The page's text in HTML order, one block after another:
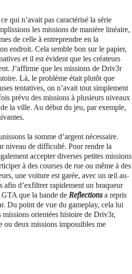
qui n’avait pas caractérisé la série
les missions de manière linéaire,
de celle à entreprendre en la
endroit. Cela semble bon sur le papier,
et il est évident que les créateurs
J’affirme que les missions de Driv3r
Là, le problème était plutôt que
tentatives, on n’avait tout simplement
prévu des missions à plusieurs niveaux
la ville. Au début du jeu, par exemple,
la somme d’argent nécessaire.
niveau de difficulté. Pour rendre la
accepter diverses petites missions
à des courses de rue ou même à des
une voiture est garée, avec un œil au-
afin d’exfiltrer rapidement un braqueur
GTA que la bande de Reflectionsa repris
Du point de vue du gameplay, cela lui
orientées histoire de Driv3r,
ou deux missions impossibles me